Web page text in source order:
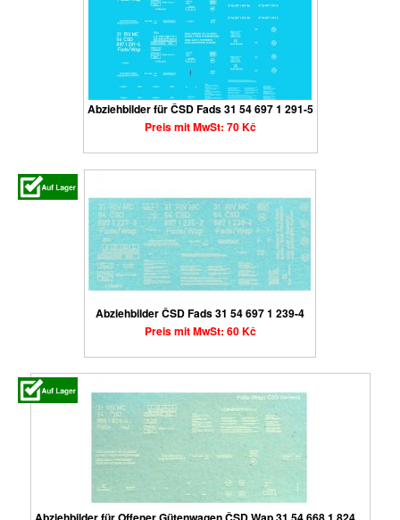
Abziehbilder für ČSD Fads 31 54 697 1 291-5
Preis mit MwSt: 70 Kč
Abziehbilder ČSD Fads 31 54 697 1 239-4
Preis mit MwSt: 60 Kč